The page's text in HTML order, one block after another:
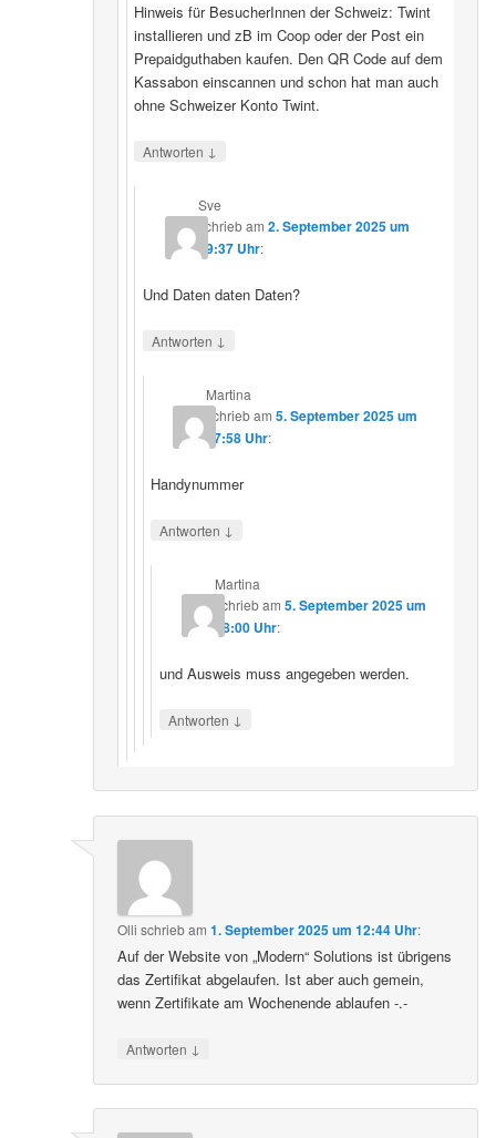
Hinweis für BesucherInnen der Schweiz: Twint
installieren und zB im Coop oder der Post ein
Prepaidguthaben kaufen. Den QR Code auf dem
Kassabon einscannen und schon hat man auch
ohne Schweizer Konto Twint.
Antworten ↓
Sve
schriebam 2. September 2025 um
19:37 Uhr:
Und Daten daten Daten?
Antworten ↓
Martina
schriebam5. September 2025 um
17:58 Uhr:
Handynummer
Antworten ↓
Martina
schriebam 5. September 2025 um
18:00 Uhr:
und Ausweis muss angegeben werden.
Antworten ↓
Olli schriebam1. September 2025 um 12:44 Uhr:
Auf der Website von „Modern“ Solutions ist übrigens
das Zertifikat abgelaufen. Ist aber auch gemein,
wenn Zertifikate am Wochenende ablaufen -.-
Antworten ↓